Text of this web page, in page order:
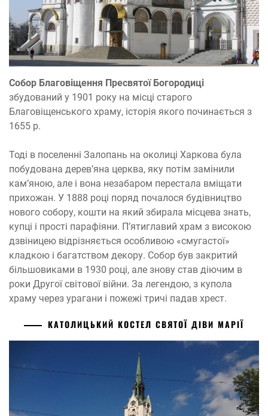
Собор Благовіщення Пресвятої Богородиці
збудований у 1901 року на місці старого
Благовіщенського храму, історія якого починається з
1655 р.
Тоді в поселенні Залопань на околиці Харкова була
побудована дерев’яна церква, яку потім замінили
кам’яною, але і вона незабаром перестала вміщати
прихожан. У 1888 році поряд почалося будівництво
нового собору, кошти на який збирала місцева знать,
купці і прості парафіяни. П’ятиглавий храм з високою
дзвіницею відрізняється особливою «смугастої»
кладкою і багатством декору. Собор був закритий
більшовиками в 1930 році, але знову став діючим в
роки Другої світової війни. За легендою, з купола
храму через урагани і пожежі тричі падав хрест.
КАТОЛИЦЬКИЙ КОСТЕЛ СВЯТОЇ ДІВИ МАРІЇ